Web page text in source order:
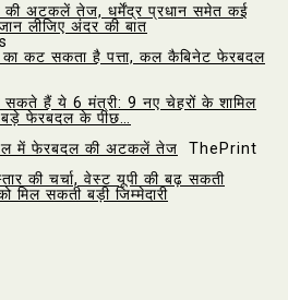
की अटकलें तेज, धर्मेंद्र प्रधान समेत कई
लीजिए अंदर की बात
का कट सकता है पत्ता, कल कैबिनेट फेरबदल
सकते हैं ये 6 मंत्री: 9 नए चेहरों के शामिल
बड़े फेरबदल के पीछ…
में फेरबदल की अटकलें तेज ThePrint
की चर्चा, वेस्ट यूपी की बढ़ सकती
मिल सकती बड़ी जिम्मेदारी